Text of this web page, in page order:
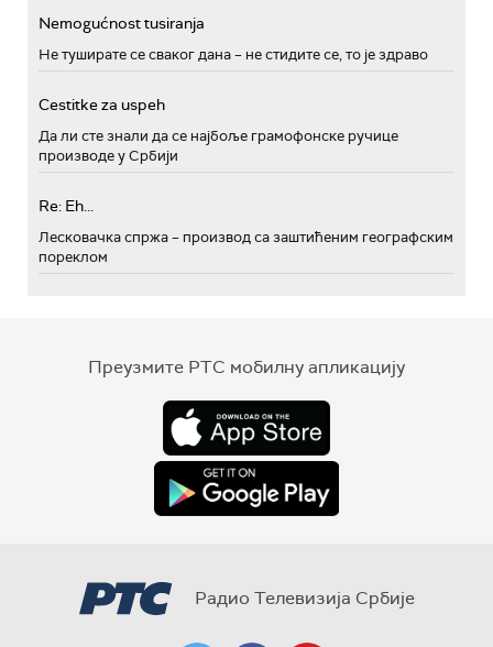
Nemogućnost tusiranja
Не туширате се сваког дана – не стидите се, то је здраво
Cestitke za uspeh
Да ли сте знали да се најбоље грамофонске ручице
производе у Србији
Re: Eh...
Лесковачка спржа – производ са заштићеним географским
пореклом
Преузмите РТС мобилну апликацију
Радио Телевизија Србије